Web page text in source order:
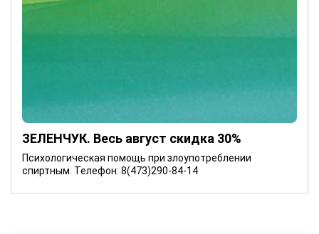
ЗЕЛЕНЧУК. Весь август скидка 30%
Психологическая помощь при злоупотреблении
спиртным. Телефон: 8(473)290-84-14